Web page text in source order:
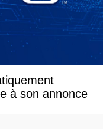
à son annonce